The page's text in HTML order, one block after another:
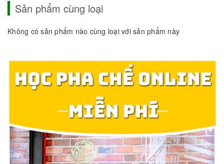
Sản phẩm cùng loại
Không có sản phẩm nào cùng loại với sản phẩm này